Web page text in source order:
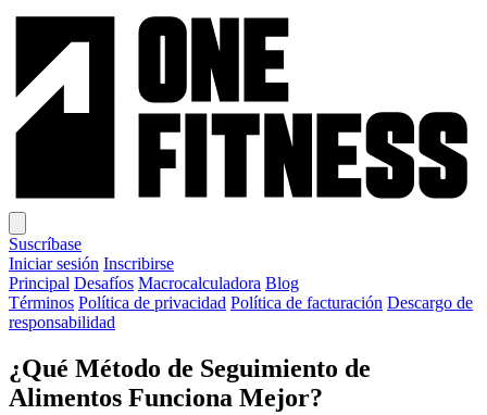
Suscríbase
Iniciar sesión Inscribirse
Principal Desafíos Macrocalculadora Blog
Términos Política de privacidad Política de facturación Descargo de
responsabilidad
¿Qué Método de Seguimiento de
Alimentos Funciona Mejor?